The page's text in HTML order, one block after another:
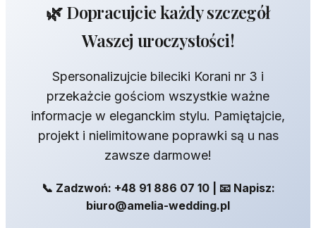
🌿 Dopracujcie każdy szczegół
Waszej uroczystości!
Spersonalizujcie bileciki Korani nr 3 i
przekażcie gościom wszystkie ważne
informacje w eleganckim stylu. Pamiętajcie,
projekt i nielimitowane poprawki są u nas
zawsze darmowe!
📞 Zadzwoń: +48 91 886 07 10 | 📧 Napisz:
biuro@amelia-wedding.pl